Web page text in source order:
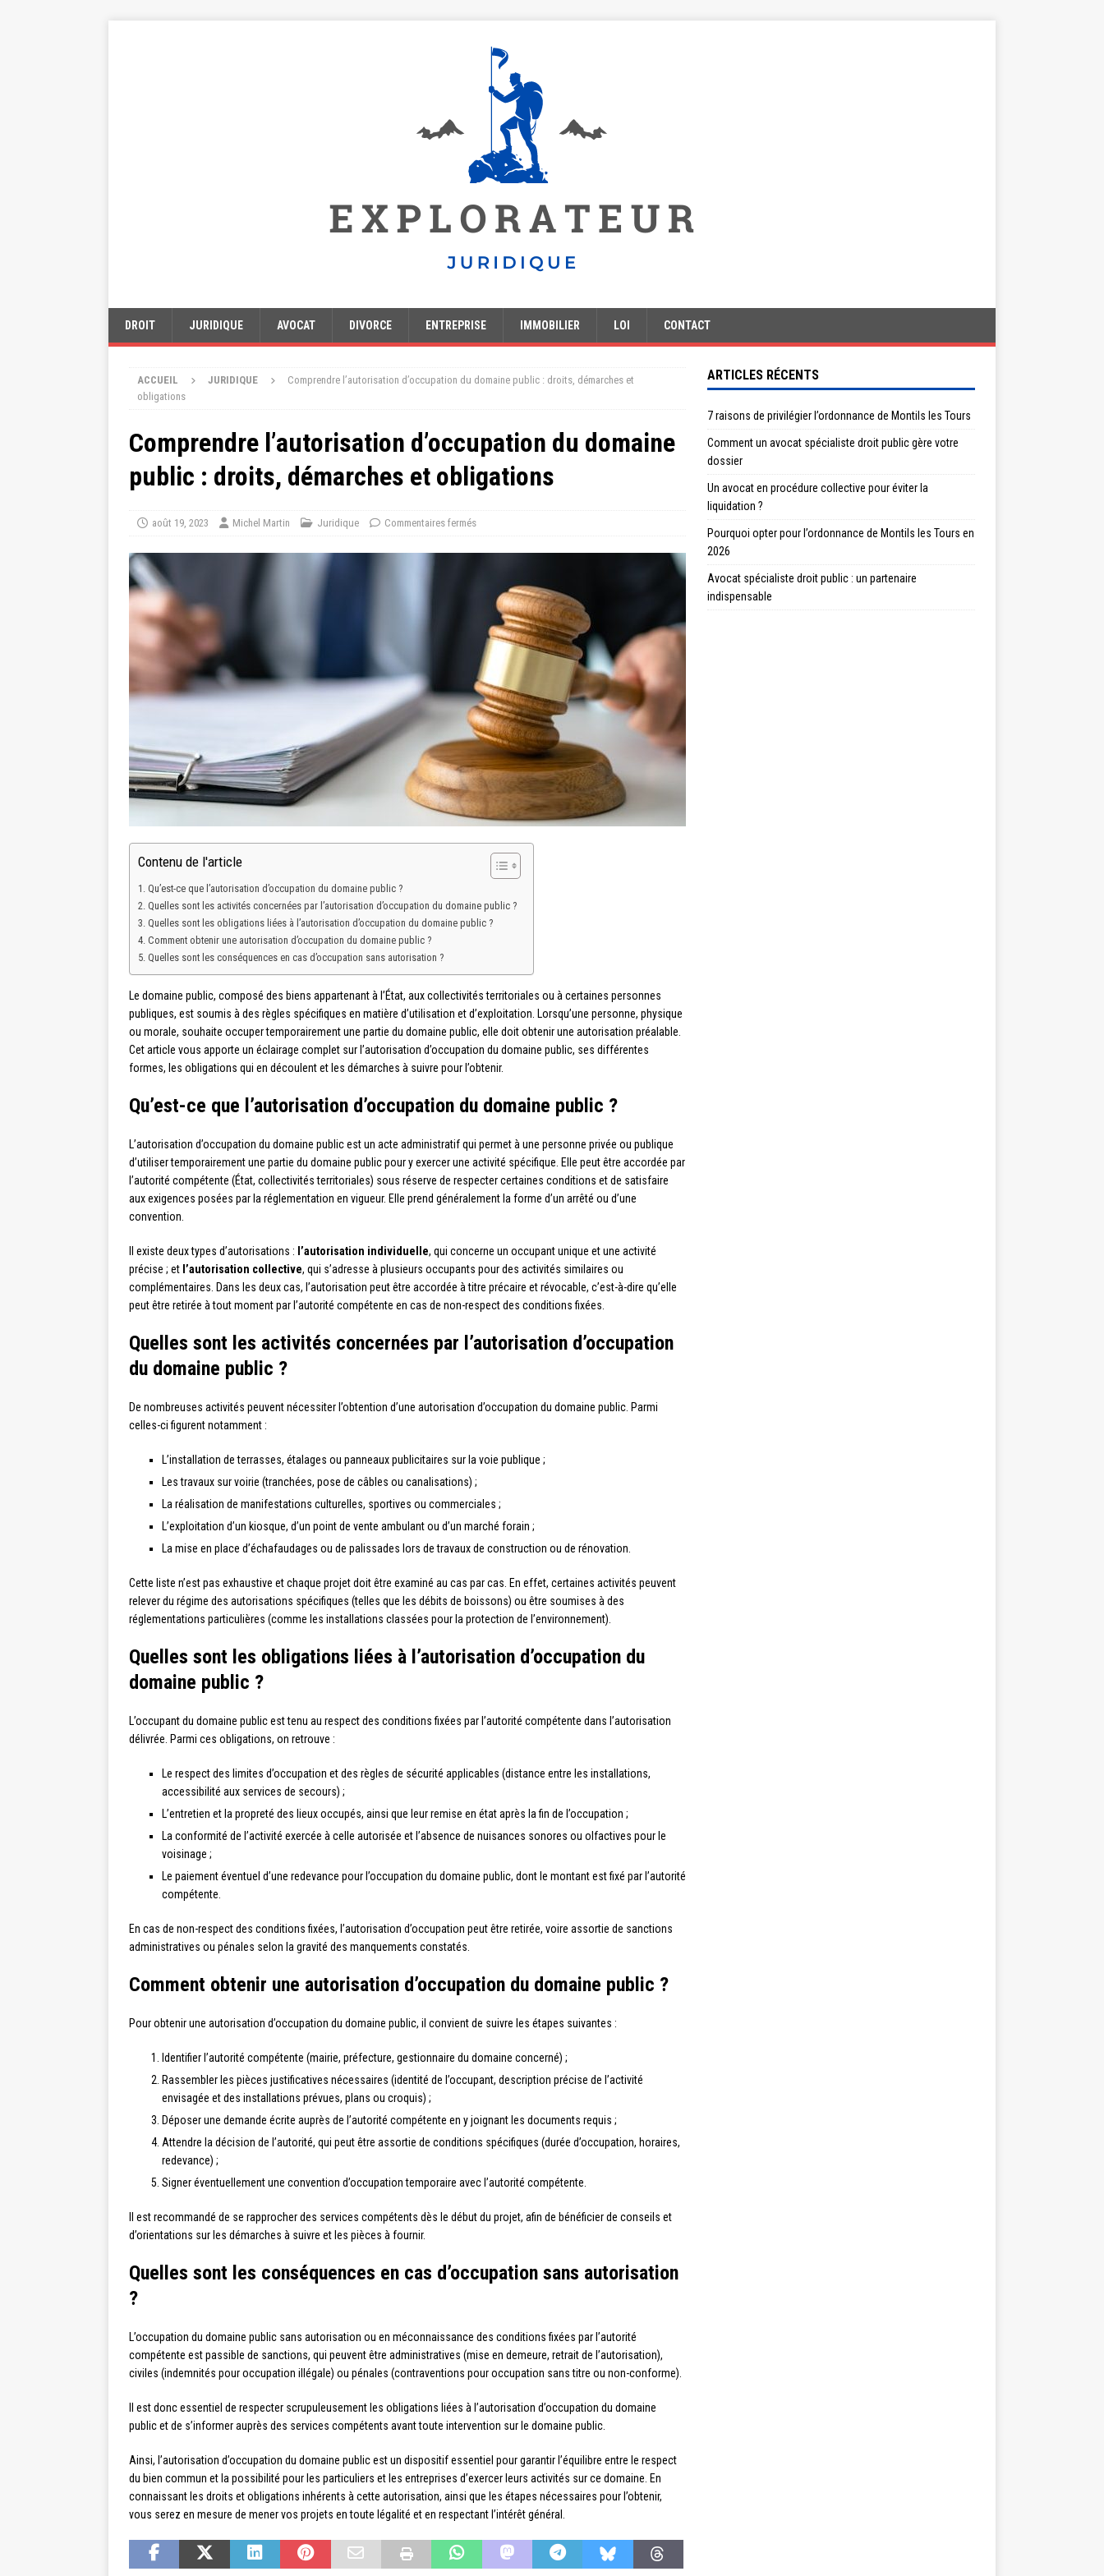
DROIT JURIDIQUE AVOCAT DIVORCE ENTREPRISE IMMOBILIER LOI CONTACT
ACCUEIL JURIDIQUE
Comprendre l’autorisation d’occupation du domaine public : droits, démarches et
obligations
Comprendre l’autorisation d’occupation du domaine
public : droits, démarches et obligations
août 19, 2023 Michel Martin Juridique Commentaires fermés
Contenu de l'article
Qu’est-ce que l’autorisation d’occupation du domaine public ?
Quelles sont les activités concernées par l’autorisation d’occupation du domaine public ?
Quelles sont les obligations liées à l’autorisation d’occupation du domaine public ?
Comment obtenir une autorisation d’occupation du domaine public ?
Quelles sont les conséquences en cas d’occupation sans autorisation ?
Le domaine public, composé des biens appartenant à l’État, aux collectivités territoriales ou à certaines personnes
publiques, est soumis à des règles spécifiques en matière d’utilisation et d’exploitation. Lorsqu’une personne, physique
ou morale, souhaite occuper temporairement une partie du domaine public, elle doit obtenir une autorisation préalable.
Cet article vous apporte un éclairage complet sur l’autorisation d’occupation du domaine public, ses différentes
formes, les obligations qui en découlent et les démarches à suivre pour l’obtenir.
Qu’est-ce que l’autorisation d’occupation du domaine public ?
L’autorisation d’occupation du domaine public est un acte administratif qui permet à une personne privée ou publique
d’utiliser temporairement une partie du domaine public pour y exercer une activité spécifique. Elle peut être accordée par
l’autorité compétente (État, collectivités territoriales) sous réserve de respecter certaines conditions et de satisfaire
aux exigences posées par la réglementation en vigueur. Elle prend généralement la forme d’un arrêté ou d’une
convention.
Il existe deux types d’autorisations : l’autorisation individuelle, qui concerne un occupant unique et une activité
précise ; et l’autorisation collective, qui s’adresse à plusieurs occupants pour des activités similaires ou
complémentaires. Dans les deux cas, l’autorisation peut être accordée à titre précaire et révocable, c’est-à-dire qu’elle
peut être retirée à tout moment par l’autorité compétente en cas de non-respect des conditions fixées.
Quelles sont les activités concernées par l’autorisation d’occupation
du domaine public ?
De nombreuses activités peuvent nécessiter l’obtention d’une autorisation d’occupation du domaine public. Parmi
celles-ci figurent notamment :
L’installation de terrasses, étalages ou panneaux publicitaires sur la voie publique ;
Les travaux sur voirie (tranchées, pose de câbles ou canalisations) ;
La réalisation de manifestations culturelles, sportives ou commerciales ;
L’exploitation d’un kiosque, d’un point de vente ambulant ou d’un marché forain ;
La mise en place d’échafaudages ou de palissades lors de travaux de construction ou de rénovation.
Cette liste n’est pas exhaustive et chaque projet doit être examiné au cas par cas. En effet, certaines activités peuvent
relever du régime des autorisations spécifiques (telles que les débits de boissons) ou être soumises à des
réglementations particulières (comme les installations classées pour la protection de l’environnement).
Quelles sont les obligations liées à l’autorisation d’occupation du
domaine public ?
L’occupant du domaine public est tenu au respect des conditions fixées par l’autorité compétente dans l’autorisation
délivrée. Parmi ces obligations, on retrouve :
Le respect des limites d’occupation et des règles de sécurité applicables (distance entre les installations,
accessibilité aux services de secours) ;
L’entretien et la propreté des lieux occupés, ainsi que leur remise en état après la fin de l’occupation ;
La conformité de l’activité exercée à celle autorisée et l’absence de nuisances sonores ou olfactives pour le
voisinage ;
Le paiement éventuel d’une redevance pour l’occupation du domaine public, dont le montant est fixé par l’autorité
compétente.
En cas de non-respect des conditions fixées, l’autorisation d’occupation peut être retirée, voire assortie de sanctions
administratives ou pénales selon la gravité des manquements constatés.
Comment obtenir une autorisation d’occupation du domaine public ?
Pour obtenir une autorisation d’occupation du domaine public, il convient de suivre les étapes suivantes :
Identifier l’autorité compétente (mairie, préfecture, gestionnaire du domaine concerné) ;
Rassembler les pièces justificatives nécessaires (identité de l’occupant, description précise de l’activité
envisagée et des installations prévues, plans ou croquis) ;
Déposer une demande écrite auprès de l’autorité compétente en y joignant les documents requis ;
Attendre la décision de l’autorité, qui peut être assortie de conditions spécifiques (durée d’occupation, horaires,
redevance) ;
Signer éventuellement une convention d’occupation temporaire avec l’autorité compétente.
Il est recommandé de se rapprocher des services compétents dès le début du projet, afin de bénéficier de conseils et
d’orientations sur les démarches à suivre et les pièces à fournir.
Quelles sont les conséquences en cas d’occupation sans autorisation
?
L’occupation du domaine public sans autorisation ou en méconnaissance des conditions fixées par l’autorité
compétente est passible de sanctions, qui peuvent être administratives (mise en demeure, retrait de l’autorisation),
civiles (indemnités pour occupation illégale) ou pénales (contraventions pour occupation sans titre ou non-conforme).
Il est donc essentiel de respecter scrupuleusement les obligations liées à l’autorisation d’occupation du domaine
public et de s’informer auprès des services compétents avant toute intervention sur le domaine public.
Ainsi, l’autorisation d’occupation du domaine public est un dispositif essentiel pour garantir l’équilibre entre le respect
du bien commun et la possibilité pour les particuliers et les entreprises d’exercer leurs activités sur ce domaine. En
connaissant les droits et obligations inhérents à cette autorisation, ainsi que les étapes nécessaires pour l’obtenir,
vous serez en mesure de mener vos projets en toute légalité et en respectant l’intérêt général.
ARTICLES RÉCENTS
7 raisons de privilégier l’ordonnance de Montils les Tours
Comment un avocat spécialiste droit public gère votre
dossier
Un avocat en procédure collective pour éviter la
liquidation ?
Pourquoi opter pour l’ordonnance de Montils les Tours en
2026
Avocat spécialiste droit public : un partenaire
indispensable